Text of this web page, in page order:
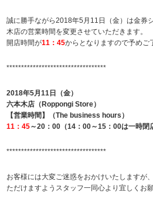
誠に勝手ながら2018年5月11日（金）は金券
木店の営業時間を変更させていただきます。
開店時間が11：45からとなりますので予めご
**********************************
2018年5月11日（金）
六本木店（Roppongi Store）
【営業時間】（The business hours）
11：45～20：00（14：00～15：00は一時閉
**********************************
お客様には大変ご迷惑をおかけいたしますが
ただけますようスタッフ一同心より宜しくお